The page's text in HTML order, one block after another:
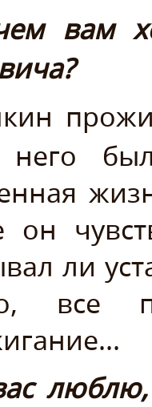
вам
он
ли
все